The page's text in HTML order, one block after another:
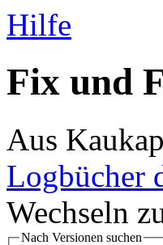
Hilfe
Fix und
Aus
Logbücher
Wechseln
Nach Versionen suchen